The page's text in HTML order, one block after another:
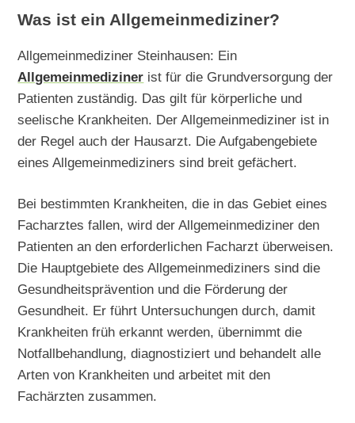
Was ist ein Allgemeinmediziner?
Allgemeinmediziner Steinhausen: Ein
Allgemeinmediziner ist für die Grundversorgung der
Patienten zuständig. Das gilt für körperliche und
seelische Krankheiten. Der Allgemeinmediziner ist in
der Regel auch der Hausarzt. Die Aufgabengebiete
eines Allgemeinmediziners sind breit gefächert.
Bei bestimmten Krankheiten, die in das Gebiet eines
Facharztes fallen, wird der Allgemeinmediziner den
Patienten an den erforderlichen Facharzt überweisen.
Die Hauptgebiete des Allgemeinmediziners sind die
Gesundheitsprävention und die Förderung der
Gesundheit. Er führt Untersuchungen durch, damit
Krankheiten früh erkannt werden, übernimmt die
Notfallbehandlung, diagnostiziert und behandelt alle
Arten von Krankheiten und arbeitet mit den
Fachärzten zusammen.